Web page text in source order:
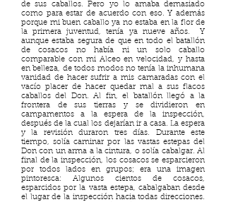
de sus caballos. Pero yo lo amaba demasiado
como para estar de acuerdo con eso. Y además
porque mi buen caballo ya no estaba en la flor de
la primera juventud, tenía ya nueve años. Y
aunque estaba segura de que en todo el batallón
de cosacos no había ni un solo caballo
comparable con mi Alceo en velocidad, y hasta
en belleza, de todos modos no tenía la inhumana
vanidad de hacer sufrir a mis camaradas con el
vacío placer de hacer quedar mal a sus flacos
caballos del Don. Al fin, el batallón llegó a la
frontera de sus tierras y se dividieron en
campamentos a la espera de la inspección,
después de la cual los dejarían ir a casa. La espera
y la revisión duraron tres días. Durante este
tiempo, solía caminar por las vastas estepas del
Don con un arma a la cintura, o solía cabalgar. Al
final de la inspección, los cosacos se esparcieron
por todos lados en grupos; era una imagen
pintoresca: Algunos cientos de cosacos,
esparcidos por la vasta estepa, cabalgaban desde
el lugar de la inspección hacia todas direcciones.